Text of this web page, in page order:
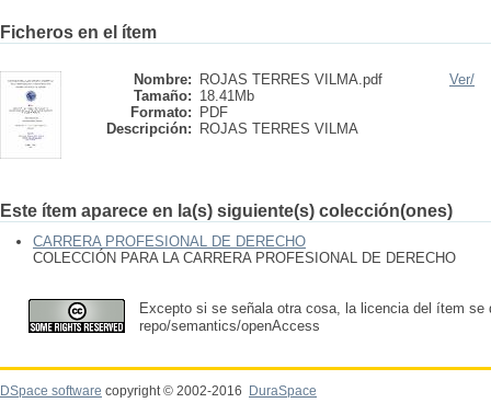
Ficheros en el ítem
Nombre:
ROJAS TERRES VILMA.pdf
Tamaño: 18.41Mb
Formato:
PDF
Descripción:
ROJAS TERRES VILMA
Ver/
Este ítem aparece en la(s) siguiente(s) colección(ones)
CARRERA PROFESIONAL DE DERECHO
COLECCIÓN PARA LA CARRERA PROFESIONAL DE DERECHO
Excepto si se señala otra cosa, la licencia del ítem se
repo/semantics/openAccess
DSpace software copyright © 2002-2016
DuraSpace